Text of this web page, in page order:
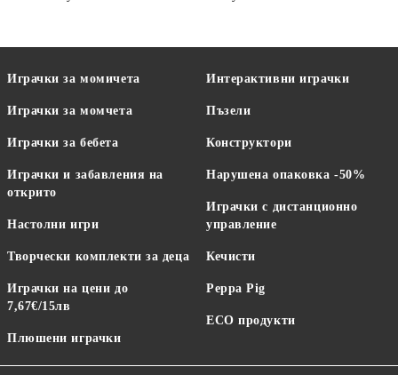
Играчки за момичета
Играчки за момчета
Играчки за бебета
Играчки и забавления на
открито
Настолни игри
Творчески комплекти за деца
Играчки на цени до
7,67€/15лв
Плюшени играчки
Интерактивни играчки
Пъзели
Конструктори
Нарушена опаковка -50%
Играчки с дистанционно
управление
Кечисти
Peppa Pig
ECO продукти